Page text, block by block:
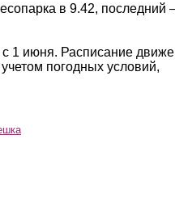
в 9.42, последний
с 1 июня. Расписание
погодных условий,